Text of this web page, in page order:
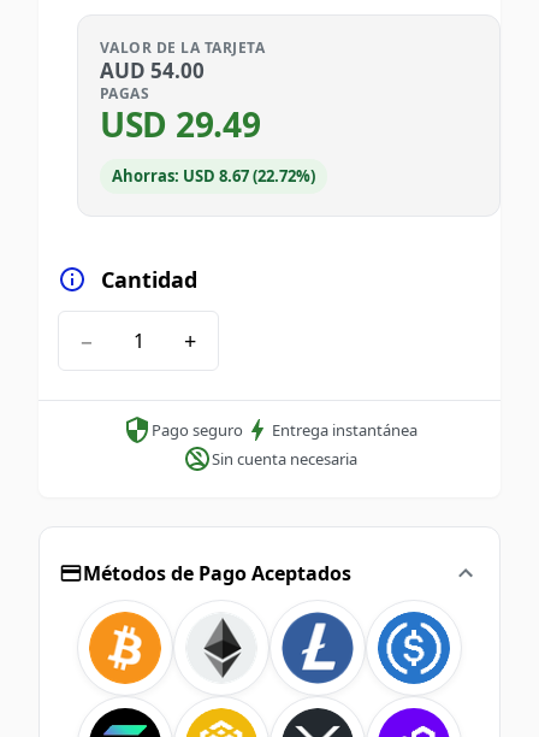
VALOR DE LA TARJETA
AUD 54.00
PAGAS
USD 29.49
Ahorras: USD 8.67 (22.72%)
Cantidad
− +
Pago seguro
Entrega instantánea
Sin cuenta necesaria
Métodos de Pago Aceptados